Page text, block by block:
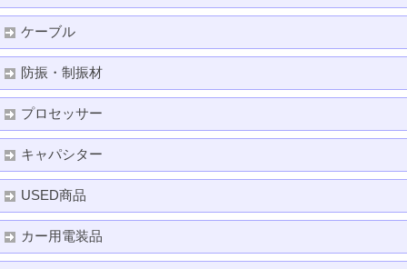
ケーブル
防振・制振材
プロセッサー
キャパシター
USED商品
カー用電装品